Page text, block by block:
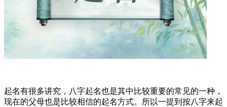
起名有很多讲究，八字起名也是其中比较重要的常见的一种，
现在的父母也是比较相信的起名方式。所以一提到按八字来起